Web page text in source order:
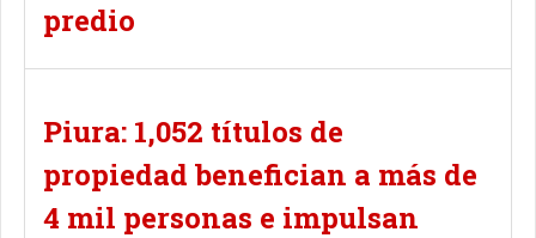
predio
Piura: 1,052 títulos de
propiedad benefician a más de
4 mil personas e impulsan